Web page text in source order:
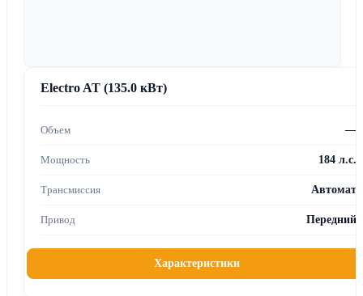
Electro AT (135.0 кВт)
—
184 л.с.
Автомат
Передний
Характеристики